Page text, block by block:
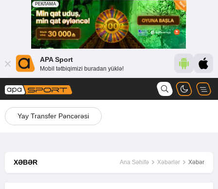
APA Sport
Mobil tətbiqimizi buradan yüklə!
Yay Transfer Pəncərəsi
XƏBƏR Ana Səhifə Xəbərlər Xəbər